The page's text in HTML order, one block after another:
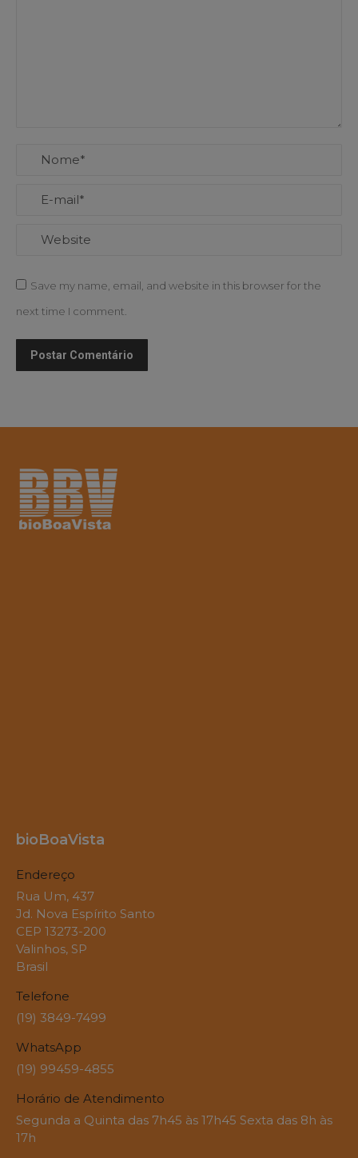
Nome *
E-mail *
Website
Save my name, email, and website in this browser for the
next time I comment.
Postar Comentário
bioBoaVista
Endereço
Rua Um, 437
Jd. Nova Espírito Santo
CEP 13273-200
Valinhos, SP
Brasil
Telefone
(19) 3849-7499
WhatsApp
(19) 99459-4855
Horário de Atendimento
Segunda a Quinta das 7h45 às 17h45 Sexta das 8h às
17h